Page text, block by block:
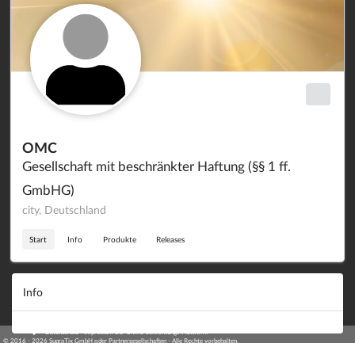
OMC
Gesellschaft mit beschränkter Haftung (§§ 1 ff.
GmbHG)
city, Deutschland
Start Info Produkte Releases
Info
· · ·Datenschutz·Impressum EU-Online-Schlichtungs-Plattform·
© 2016 - 2026 SupraTix GmbH oder Partnergesellschaften - Alle Rechte vorbehalten.